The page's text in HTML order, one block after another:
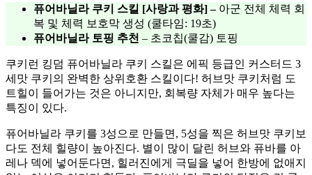
퓨어바닐라 쿠키 스킬 [사랑과 평화] – 아군 전체 체력 회
복 및 체력 보호막 생성 (쿨타임: 19초)
퓨어바닐라 토핑 추천 – 초코칩(쿨감) 토핑
쿠키런 킹덤 퓨어바닐라 쿠키 스킬은 에픽 등급인 커스터드 3
세맛 쿠키의 완벽한 상위호환 스킬이다! 허브맛 쿠키처럼 도
트힐이 들어가는 것은 아니지만, 회복량 자체가 매우 높다는
특징이 있다.
퓨어바닐라 쿠키를 3성으로 만들면, 5성을 찍은 허브맛 쿠키보
다도 전체 힐량이 높아진다. 별이 많이 달린 허브와 퓨바를 아
레나 덱에 넣어둔다면, 힐러진에게 극딜을 넣어 한방에 없애지